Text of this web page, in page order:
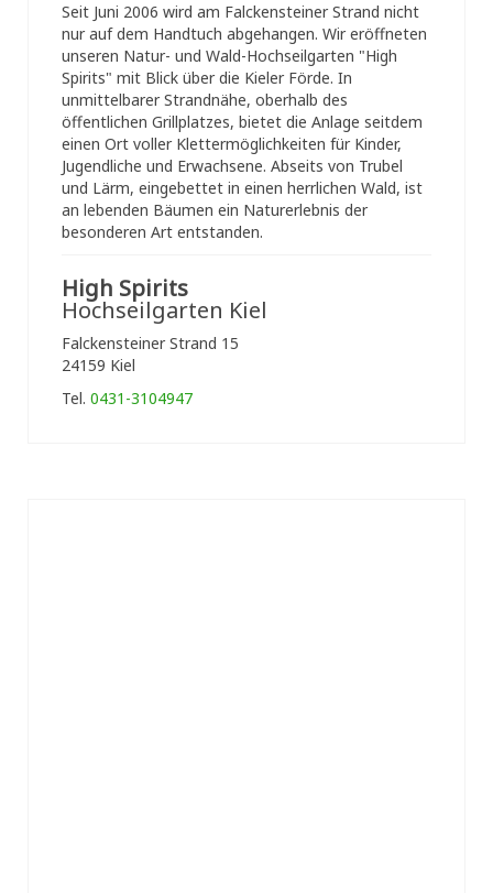
Seit Juni 2006 wird am Falckensteiner Strand nicht
nur auf dem Handtuch abgehangen. Wir eröffneten
unseren Natur- und Wald-Hochseilgarten "High
Spirits" mit Blick über die Kieler Förde. In
unmittelbarer Strandnähe, oberhalb des
öffentlichen Grillplatzes, bietet die Anlage seitdem
einen Ort voller Klettermöglichkeiten für Kinder,
Jugendliche und Erwachsene. Abseits von Trubel
und Lärm, eingebettet in einen herrlichen Wald, ist
an lebenden Bäumen ein Naturerlebnis der
besonderen Art entstanden.
High Spirits
Hochseilgarten Kiel
Falckensteiner Strand 15
24159 Kiel
Tel. 0431-3104947